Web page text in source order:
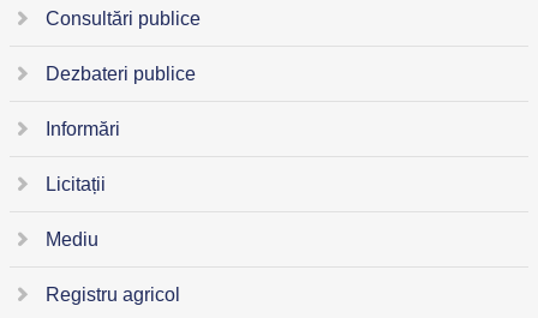
Consultări publice
Dezbateri publice
Informări
Licitații
Mediu
Registru agricol